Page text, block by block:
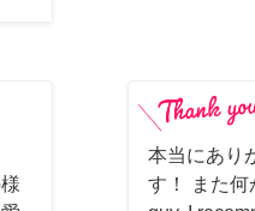
本当にあり
す！ また何